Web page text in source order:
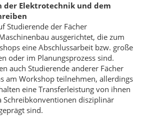
der Elektrotechnik und dem
Studierende der Fächer
ausgerichtet, die zum
eine Abschlussarbeit bzw. große
oder im Planungsprozess sind.
auch Studierende anderer Fächer
am Workshop teilnehmen, allerdings
eine Transferleistung von ihnen
Schreibkonventionen disziplinär
sind.